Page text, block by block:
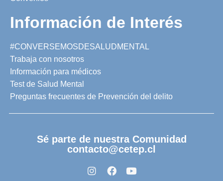
Información de Interés
#CONVERSEMOSDESALUDMENTAL
Trabaja con nosotros
Información para médicos
Test de Salud Mental
Preguntas frecuentes de Prevención del delito
Sé parte de nuestra Comunidad
contacto@cetep.cl